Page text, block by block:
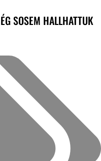
SOSEM HALLHATTUK